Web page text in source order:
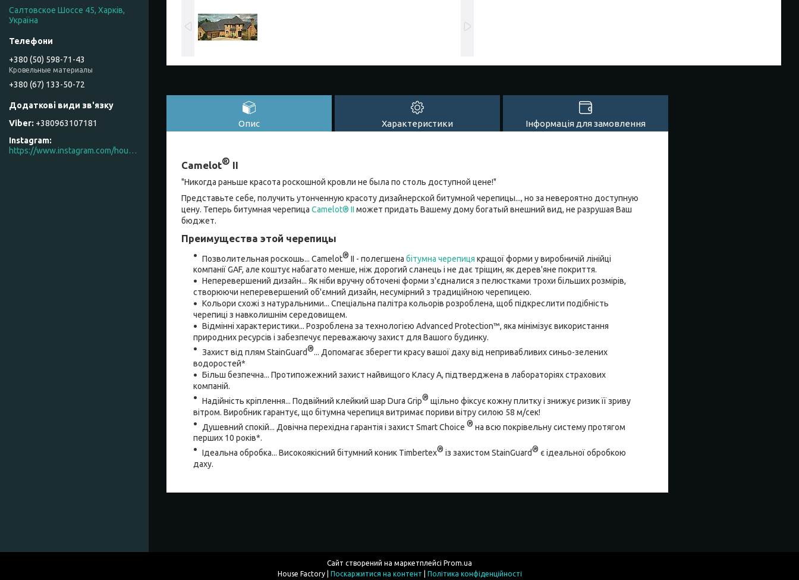
Опис Характеристики Інформація для замовлення
Camelot® II
"Никогда раньше красота роскошной кровли не была по столь доступной цене!"
Представьте себе, получить утонченную красоту дизайнерской битумной черепицы..., но за невероятно доступную
цену. Теперь битумная черепица Camelot® II может придать Вашему дому богатый внешний вид, не разрушая Ваш
бюджет.
Преимущества этой черепицы
Позволительная роскошь... Camelot® II - полегшена бітумна черепиця кращої форми у виробничій лінійці
компанії GAF, але коштує набагато менше, ніж дорогий сланець і не дає тріщин, як дерев'яне покриття.
Неперевершений дизайн... Як ніби вручну обточені форми з'єдналися з пелюстками трохи більших розмірів,
створюючи неперевершений об'ємний дизайн, несумірний з традиційною черепицею.
Кольори схожі з натуральними... Спеціальна палітра кольорів розроблена, щоб підкреслити подібність
черепиці з навколишнім середовищем.
Відмінні характеристики... Розроблена за технологією Advanced Protection™, яка мінімізує використання
природних ресурсів і забезпечує переважаючу захист для Вашого будинку.
Захист від плям StainGuard®... Допомагає зберегти красу вашої даху від непривабливих синьо-зелених
водоростей*
Більш безпечна... Протипожежний захист найвищого Класу А, підтверджена в лабораторіях страхових
компаній.
Надійність кріплення... Подвійний клейкий шар Dura Grip® щільно фіксує кожну плитку і знижує ризик її зриву
вітром. Виробник гарантує, що бітумна черепиця витримає пориви вітру силою 58 м/сек!
Душевний спокій... Довічна перехідна гарантія і захист Smart Choice ® на всю покрівельну систему протягом
перших 10 років*.
Ідеальна обробка... Високоякісний бітумний коник Timbertex® із захистом StainGuard® є ідеальної обробкою
даху.
Салтовское Шоссе 45, Харків,
Україна
+380 (50) 598-71-43
Кровельные материалы
+380 (67) 133-50-72
+380963107181
Instagram
https://www.instagram.com/house_factory_ua
Сайт створений на маркетплейсі Prom.ua
Поскаржитися на контент Політика конфіденційності